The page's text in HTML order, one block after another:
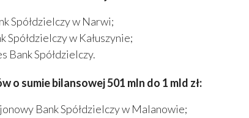
Spółdzielczy w Narwi;
Spółdzielczy w Kałuszynie;
Bank Spółdzielczy.
o sumie bilansowej 501 mln do 1 mld zł:
Bank Spółdzielczy w Malanowie;